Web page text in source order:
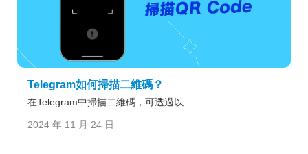
Telegram如何掃描二維碼？
在Telegram中掃描二維碼，可透過以...
2024 年 11 月 24 日